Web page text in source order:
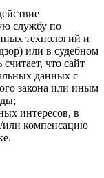
службу по
технологий и
или в судебном
что сайт
данных с
закона или иным
интересов, в
или компенсацию